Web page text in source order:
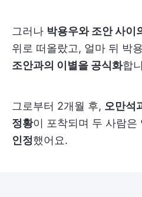
그러나 박용우와 조안 사이
위로 떠올랐고, 얼마 뒤 박
조안과의 이별을 공식화합
그로부터 2개월 후, 오만석
정황이 포착되며 두 사람은
인정했어요.